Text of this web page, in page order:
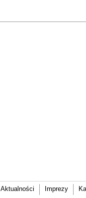
Aktualności Imprezy